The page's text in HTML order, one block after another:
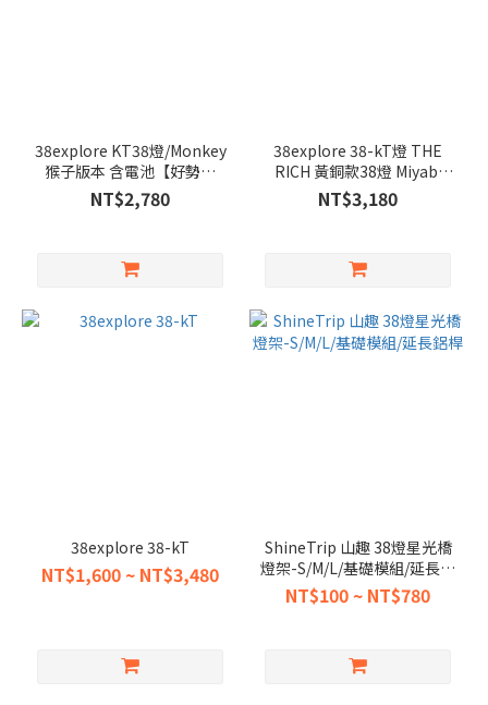
38explore KT38燈/Monkey
猴子版本 含電池【好勢露
營】38燈(MIYABI) 灰色照明
燈 聯名款
NT$2,780
38explore 38-kT燈 THE
RICH 黃銅款38燈 Miyabi
Rich含電池
NT$3,180
38explore 38-kT
NT$1,600 ~ NT$3,480
ShineTrip 山趣 38燈星光橋
燈架-S/M/L/基礎模組/延長鋁
NT$100 ~ NT$780